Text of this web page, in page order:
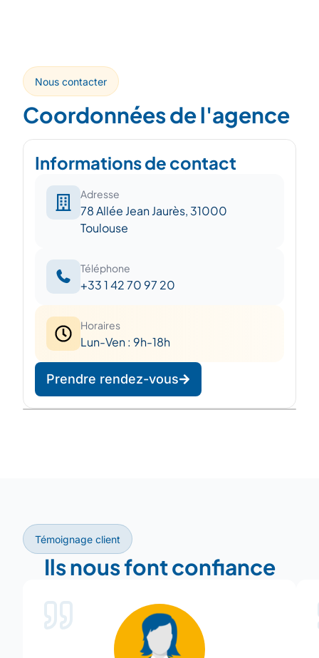
Nous contacter
Coordonnées de l'agence
Informations de contact
Adresse
78 Allée Jean Jaurès, 31000
Toulouse
Téléphone
+33 1 42 70 97 20
Horaires
Lun-Ven : 9h-18h
Prendre rendez-vous
Témoignage client
Ils nous font confiance